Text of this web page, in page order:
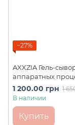
−27%
AXXZIA Гель-
аппаратных
CONDITIONING
1 200.00 грн 1
В наличии
Купить